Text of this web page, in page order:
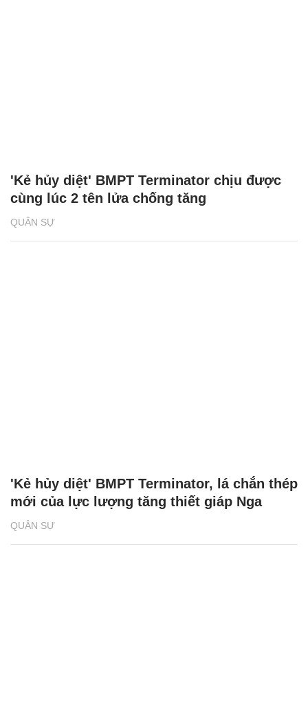
QUÂN SỰ
'Kẻ hủy diệt' BMPT Terminator chịu được
cùng lúc 2 tên lửa chống tăng
QUÂN SỰ
'Kẻ hủy diệt' BMPT Terminator, lá chắn thép
mới của lực lượng tăng thiết giáp Nga